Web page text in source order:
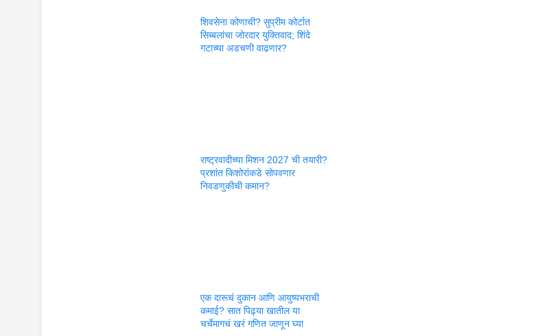
शिवसेना कोणाची? सुप्रीम कोर्टात
सिब्बलांचा जोरदार युक्तिवाद; शिंदे
गटाच्या अडचणी वाढणार?
राष्ट्रवादीच्या मिशन 2027 ची तयारी?
प्रशांत किशोरांकडे सोपवणार
निवडणुकीची कमान?
एक दारूचं दुकान आणि आयुष्यभराची
कमाई? सात पिढ्या खातील या
चर्चेमागचं खरं गणित जाणून घ्या